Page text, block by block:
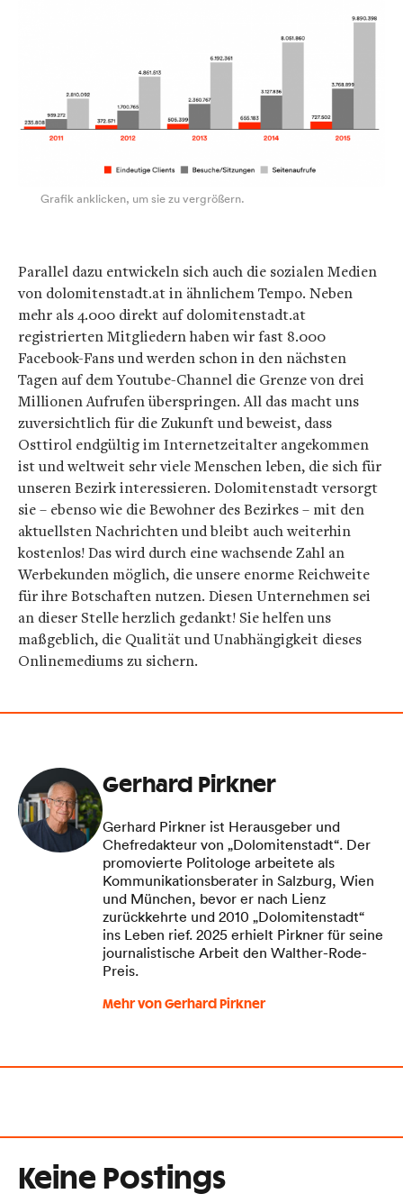
Grafik anklicken, um sie zu vergrößern.
Parallel dazu entwickeln sich auch die sozialen Medien
von dolomitenstadt.at in ähnlichem Tempo. Neben
mehr als 4.000 direkt auf dolomitenstadt.at
registrierten Mitgliedern haben wir fast 8.000
Facebook-Fans und werden schon in den nächsten
Tagen auf dem Youtube-Channel die Grenze von drei
Millionen Aufrufen überspringen. All das macht uns
zuversichtlich für die Zukunft und beweist, dass
Osttirol endgültig im Internetzeitalter angekommen
ist und weltweit sehr viele Menschen leben, die sich für
unseren Bezirk interessieren. Dolomitenstadt versorgt
sie – ebenso wie die Bewohner des Bezirkes – mit den
aktuellsten Nachrichten und bleibt auch weiterhin
kostenlos! Das wird durch eine wachsende Zahl an
Werbekunden möglich, die unsere enorme Reichweite
für ihre Botschaften nutzen. Diesen Unternehmen sei
an dieser Stelle herzlich gedankt! Sie helfen uns
maßgeblich, die Qualität und Unabhängigkeit dieses
Onlinemediums zu sichern.
Gerhard Pirkner
Gerhard Pirkner ist Herausgeber und
Chefredakteur von „Dolomitenstadt“. Der
promovierte Politologe arbeitete als
Kommunikationsberater in Salzburg, Wien
und München, bevor er nach Lienz
zurückkehrte und 2010 „Dolomitenstadt“
ins Leben rief. 2025 erhielt Pirkner für seine
journalistische Arbeit den Walther-Rode-
Preis.
Mehr von Gerhard Pirkner
Keine Postings